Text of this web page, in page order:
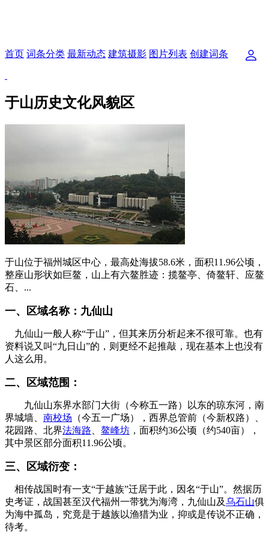
首页 词条分类 最新动态 建筑摄影 图片列表 创建词条
于山历史文化风貌区
于山位于福州城区中心，最高处海拔58.6米，面积11.96公顷，
整座山形状如巨鳌，山上有六鳌胜迹：揽鳌亭、倚鳌轩、应鳌
石、...
一、区域名称：九仙山
九仙山一般人称“于山”，但其来历分析起来不很可靠。 也有
资料说又叫“九日山”的，则更经不起推敲，现在基本上也没有
人这么用。
二、区域范围：
九仙山东界水部门大街（今称五一路）以东的琼东河，南
界城墙、 南校场 （今五一广场），西界总管前（今新权路）、
花园路、北界法海路 鳌峰坊 ，面积约36公顷（约540亩），
其中景区部分面积11.96公顷。
三、区域衍变：
相传战国时有一支“于越族”迁居于此，因名“于山”。然据历
史考证，战国甚至汉代福州一带犹为海湾，九仙山及乌石山俱
为海中孤岛，究竟是于越族以渔猎为业，抑或是传说不正确，
待考。